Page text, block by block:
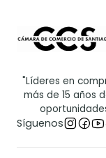
"Líderes en
más de 15 años
Síguenos